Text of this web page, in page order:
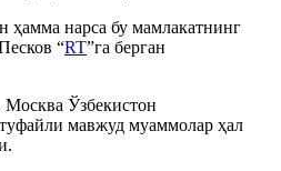
ҳамма нарса бу мамлакатнинг
“RT”га берган
Ўзбекистон
мавжуд муаммолар ҳал